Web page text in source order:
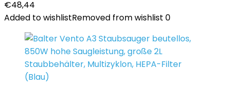
€48,44
Added to wishlistRemoved from wishlist 0